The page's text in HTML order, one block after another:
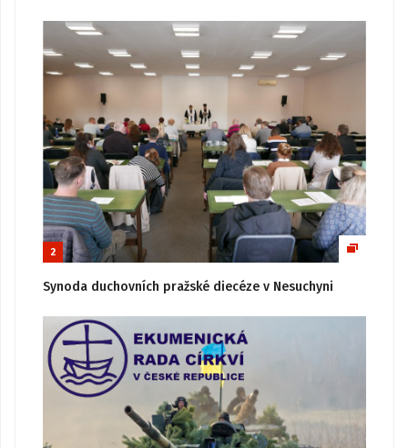
2
Synoda duchovních pražské diecéze v Nesuchyni